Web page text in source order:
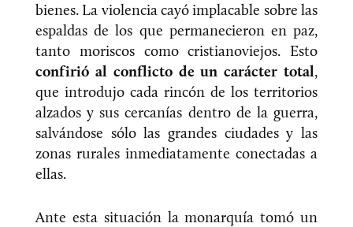
bienes. La violencia cayó implacable sobre las
espaldas de los que permanecieron en paz,
tanto moriscos como cristianoviejos. Esto
confirió al conflicto de un carácter total,
que introdujo cada rincón de los territorios
alzados y sus cercanías dentro de la guerra,
salvándose sólo las grandes ciudades y las
zonas rurales inmediatamente conectadas a
ellas.
Ante esta situación la monarquía tomó un